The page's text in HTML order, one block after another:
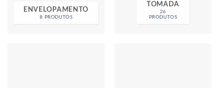
ENVELOPAMENTO
8 PRODUTOS
TOMADA
26
PRODUTOS